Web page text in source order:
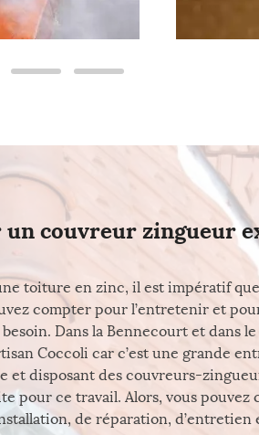
un couvreur zingueur
toiture en zinc, il est impératif
compter pour l’entretenir et
Dans la Bennecourt et dans
Coccoli car c’est une grande
et disposant des couvreurs-
pour ce travail. Alors, vous
de réparation,